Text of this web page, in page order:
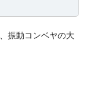
振動コンベヤの大